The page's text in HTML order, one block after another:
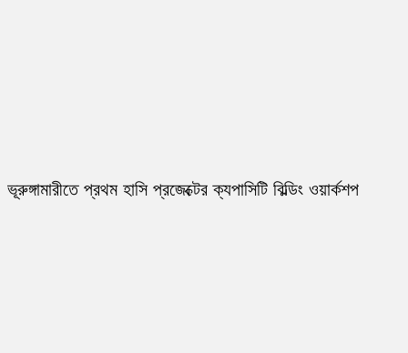
ভূরুঙ্গামারীতে প্রথম হাসি প্রজেক্টের ক্যপাসিটি বিল্ডিং ওয়ার্কশপ